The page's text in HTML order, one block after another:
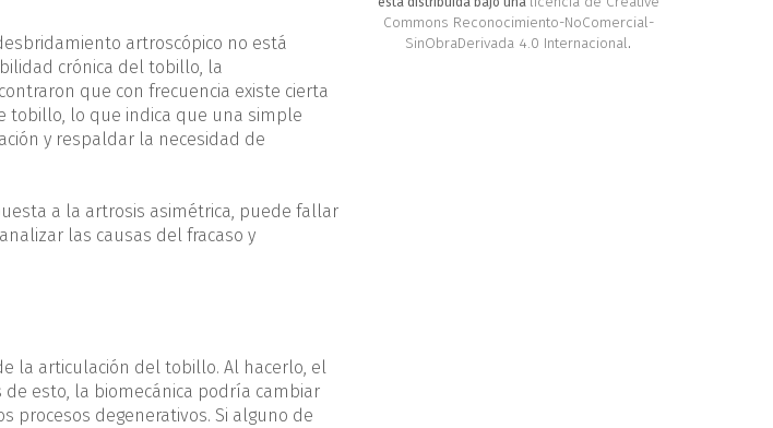
artroscópico no está
crónica del tobillo, la
que con frecuencia existe cierta
tobillo, lo que indica que una simple
y respaldar la necesidad de
a la artrosis asimétrica, puede fallar
las causas del fracaso y
la articulación del tobillo. Al hacerlo, el
esto, la biomecánica podría cambiar
procesos degenerativos. Si alguno de
Commons Reconocimiento-NoComercial-
SinObraDerivada 4.0 Internacional.